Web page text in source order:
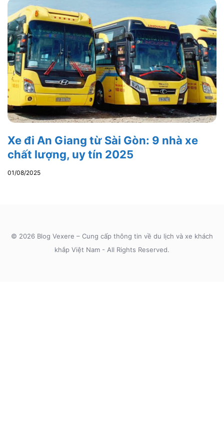
Xe đi An Giang từ Sài Gòn: 9 nhà xe
chất lượng, uy tín 2025
01/08/2025
© 2026 Blog Vexere – Cung cấp thông tin về du lịch và xe khách
khắp Việt Nam - All Rights Reserved.